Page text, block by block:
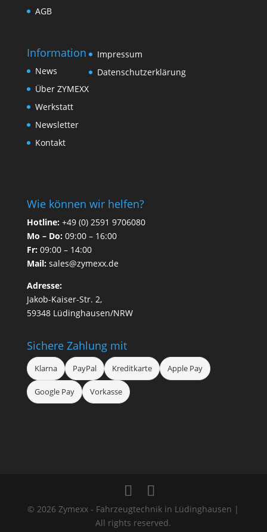
AGB
Information
News
Über ZYMEXX
Werkstatt
Newsletter
Kontakt
Impressum
Datenschutzerklärung
Wie können wir helfen?
Hotline:+49 (0) 2591 9706080
Mo – Do:09:00 – 16:00
Fr:09:00 – 14:00
Mail:sales@zymexx.de
Adresse:
Jakob-Kaiser-Str. 2,
59348 Lüdinghausen/NRW
Sichere Zahlung mit
Klarna PayPal Kreditkarte Apple Pay
Google Pay Vorkasse
© 2026 Zymexx - Fahrzeugtechnik in Lüdinghausen |
All rights reserved.